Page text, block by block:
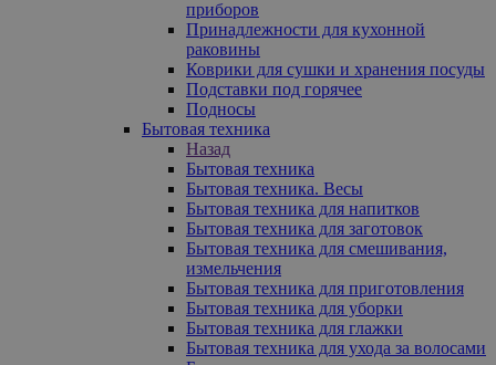
приборов
Принадлежности для кухонной
раковины
Коврики для сушки и хранения посуды
Подставки под горячее
Подносы
Бытовая техника
Назад
Бытовая техника
Бытовая техника. Весы
Бытовая техника для напитков
Бытовая техника для заготовок
Бытовая техника для смешивания,
измельчения
Бытовая техника для приготовления
Бытовая техника для уборки
Бытовая техника для глажки
Бытовая техника для ухода за волосами